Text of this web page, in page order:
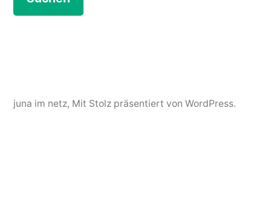
juna im netz, Mit Stolz präsentiert von WordPress.